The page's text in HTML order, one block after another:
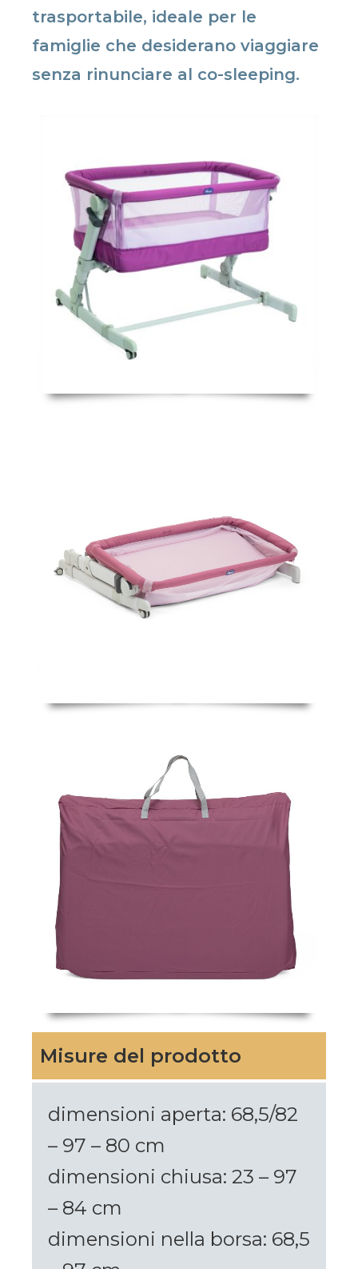
trasportabile, ideale per le
famiglie che desiderano viaggiare
senza rinunciare al co-sleeping.
Misure del prodotto
dimensioni aperta: 68,5/82
– 97 – 80 cm
dimensioni chiusa: 23 – 97
– 84 cm
dimensioni nella borsa: 68,5